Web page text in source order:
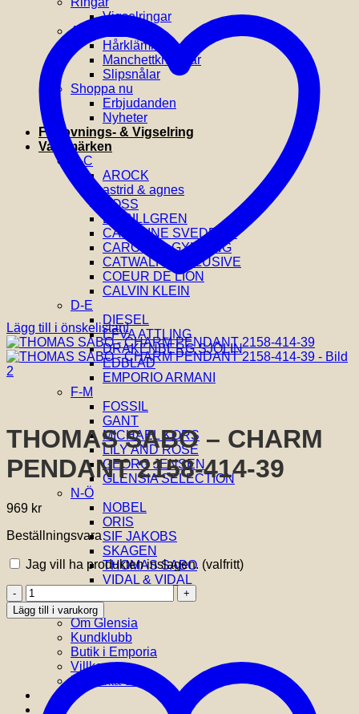
Vigselringar
Accessoarer
Hårklämmor
Manchettknappar
Slipsnålar
Shoppa nu
Erbjudanden
Nyheter
Förlovnings- & Vigselring
Varumärken
A-C
AROCK
astrid & agnes
BOSS
BY BILLGREN
CAROLINE SVEDBOM
CAROLINA GYNNING
CATWALK EXCLUSIVE
COEUR DE LION
CALVIN KLEIN
D-E
DIESEL
EFVA ATTLING
DRAKENBERG SJÖLIN
EDBLAD
EMPORIO ARMANI
F-M
FOSSIL
GANT
MICHAEL KORS
LILY AND ROSE
GEORG JENSEN
GLENSIA SELECTION
N-Ö
NOBEL
ORIS
SIF JAKOBS
SKAGEN
THOMAS SABO
VIDAL & VIDAL
Om oss
Om Glensia
Kundklubb
Butik i Emporia
Villkor
Kontakta oss
Lägg till i önskelistan!
THOMAS SABO – CHARM
PENDANT 2158-414-39
969 kr
Beställningsvara
Jag vill ha produkten inslagen. (valfritt)
THOMAS
SABO
-
CHARM
PENDANT
2158-
39
mängd
Lägg till i varukorg